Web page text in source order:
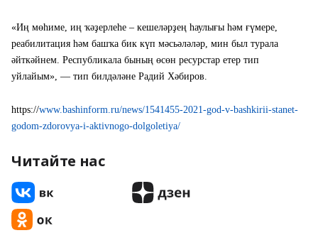
«Иң мөһиме, иң ҡәҙерлеһе – кешеләрҙең һаулығы һәм ғүмере,
реабилитация һәм башҡа бик күп мәсьәләләр, мин был турала
әйткәйнем. Республикала бының өсөн ресурстар етер тип
уйлайым», — тип билдәләне Радий Хәбиров.
https://www.bashinform.ru/news/1541455-2021-god-v-bashkirii-stanet-
godom-zdorovya-i-aktivnogo-dolgoletiya/
Читайте нас